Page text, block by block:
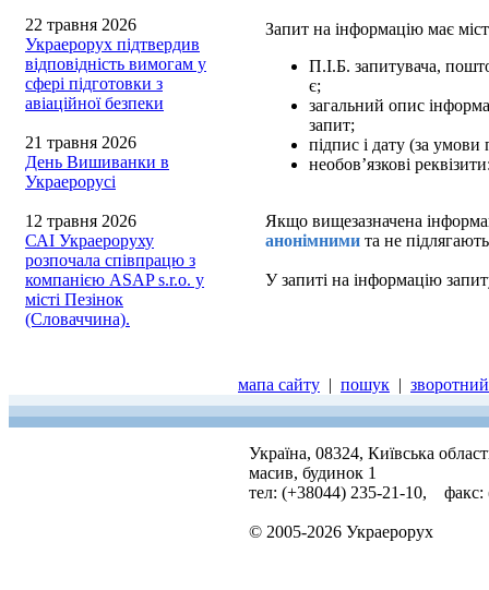
22 травня 2026
Украерорух підтвердив
відповідність вимогам у
сфері підготовки з
авіаційної безпеки
21 травня 2026
День Вишиванки в
Украерорусі
12 травня 2026
САІ Украероруху
розпочала співпрацю з
компанією ASAP s.r.o. у
місті Пезінок
(Словаччина).
Запит на інформацію має
П.І.Б. запитувача,
є;
загальний опис
запит;
підпис і дату (за
необов’язкові
Якщо вищезазначена
анонімними та не
У запиті на інформацію
мапа сайту | пошук |
Україна, 08324, Київська
масив, будинок 1
тел: (+38044) 235-21-10, факс:
© 2005-2026 Украерорух